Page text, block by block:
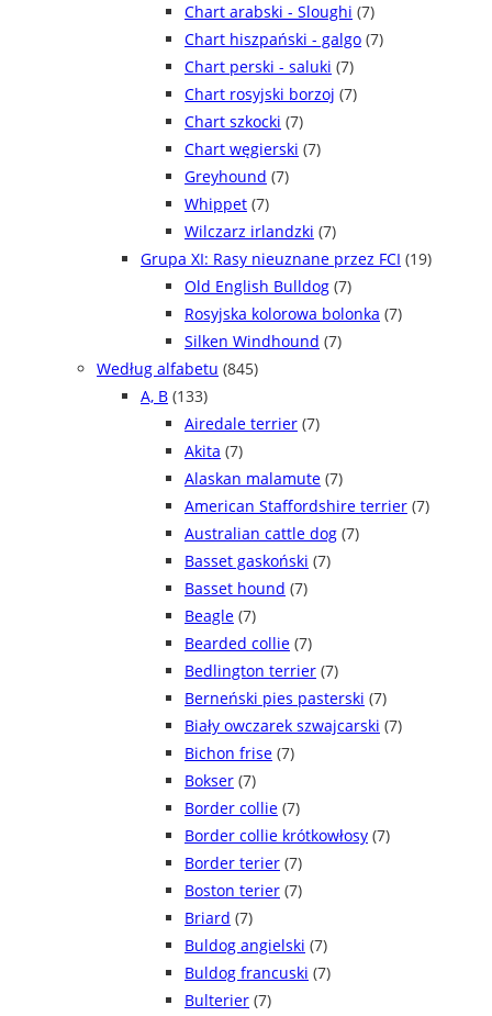
Chart arabski - Sloughi (7)
Chart hiszpański - galgo (7)
Chart perski - saluki (7)
Chart rosyjski borzoj (7)
Chart szkocki (7)
Chart węgierski (7)
Greyhound (7)
Whippet (7)
Wilczarz irlandzki (7)
Grupa XI: Rasy nieuznane przez FCI (19)
Old English Bulldog (7)
Rosyjska kolorowa bolonka (7)
Silken Windhound (7)
Według alfabetu (845)
A, B (133)
Airedale terrier (7)
Akita (7)
Alaskan malamute (7)
American Staffordshire terrier (7)
Australian cattle dog (7)
Basset gaskoński (7)
Basset hound (7)
Beagle (7)
Bearded collie (7)
Bedlington terrier (7)
Berneński pies pasterski (7)
Biały owczarek szwajcarski (7)
Bichon frise (7)
Bokser (7)
Border collie (7)
Border collie krótkowłosy (7)
Border terier (7)
Boston terier (7)
Briard (7)
Buldog angielski (7)
Buldog francuski (7)
Bulterier (7)